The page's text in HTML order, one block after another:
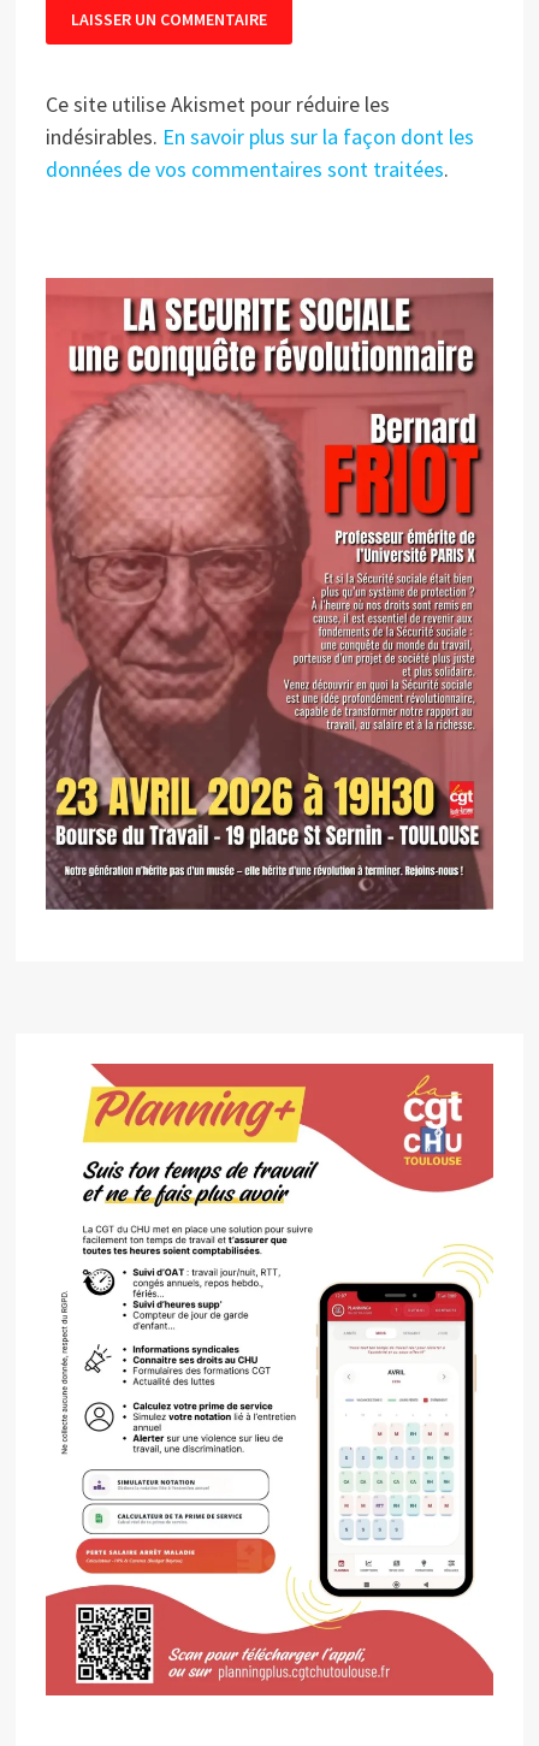
Ce site utilise Akismet pour réduire les
indésirables. En savoir plus sur la façon dont les
données de vos commentaires sont traitées.